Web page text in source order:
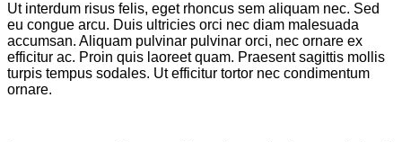
Ut interdum risus felis, eget rhoncus sem aliquam nec. Sed
eu congue arcu. Duis ultricies orci nec diam malesuada
accumsan. Aliquam pulvinar pulvinar orci, nec ornare ex
efficitur ac. Proin quis laoreet quam. Praesent sagittis mollis
turpis tempus sodales. Ut efficitur tortor nec condimentum
ornare.